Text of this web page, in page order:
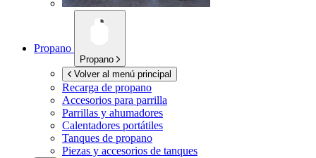
Propano
Propano
Volver al menú principal
Recarga de propano
Accesorios para parrilla
Parrillas y ahumadores
Calentadores portátiles
Tanques de propano
Piezas y accesorios de tanques